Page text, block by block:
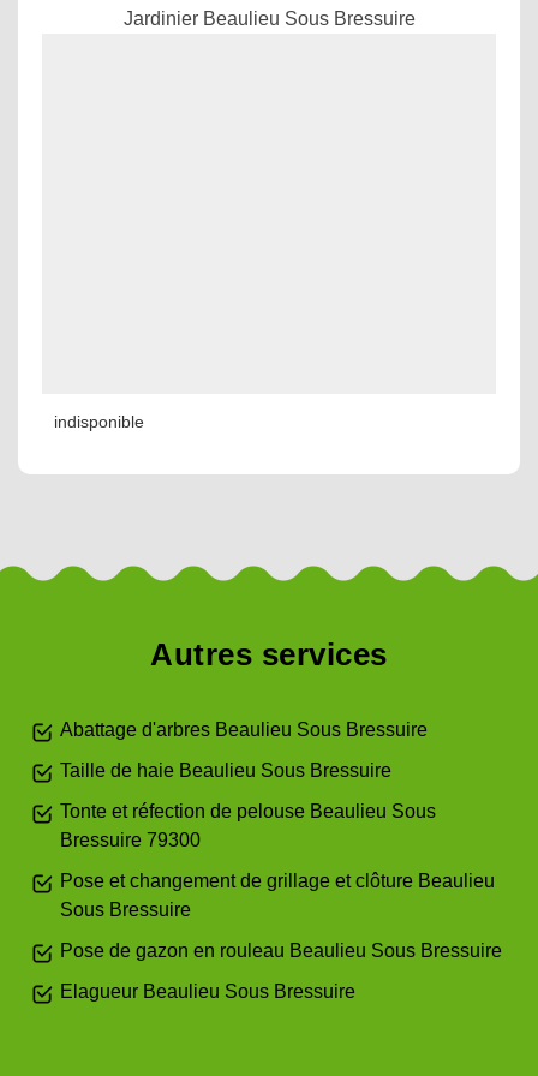
Jardinier Beaulieu Sous Bressuire
indisponible
Autres services
Abattage d'arbres Beaulieu Sous Bressuire
Taille de haie Beaulieu Sous Bressuire
Tonte et réfection de pelouse Beaulieu Sous
Bressuire 79300
Pose et changement de grillage et clôture Beaulieu
Sous Bressuire
Pose de gazon en rouleau Beaulieu Sous Bressuire
Elagueur Beaulieu Sous Bressuire